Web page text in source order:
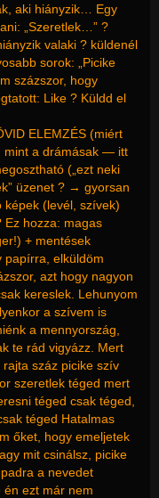
aki hiányzik… Egy
„Szeretlek…” ?
valaki ? küldenél
sorok: „Picike
százszor, hogy
Like ? Küldd el
ELEMZÉS (miért
mint a drámásak — itt
(„ezt neki
üzenet ? → gyorsan
(levél, szívek)
hozza: magas
+ mentések
papírra, elküldöm
azt hogy nagyon
kereslek. Lehunyom
a szívem is
a mennyország,
te rád vigyázz. Mert
száz picike szív
szeretlek téged mert
téged csak téged,
téged Hatalmas
őket, hogy emeljetek
mit csinálsz, picike
a nevedet
én ezt már nem